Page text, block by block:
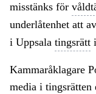
misstänks för
underlåtenhet att
i Uppsala tingsrätt
Kammaråklagare
media i